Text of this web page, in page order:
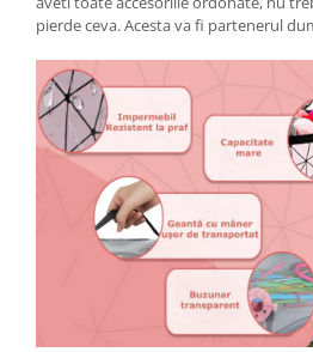
pierde ceva. Acesta va fi partenerul